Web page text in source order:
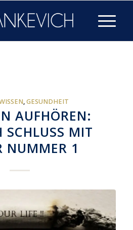
,GESUNDHEIT
AUFHÖREN:
SCHLUSS MIT
NUMMER 1